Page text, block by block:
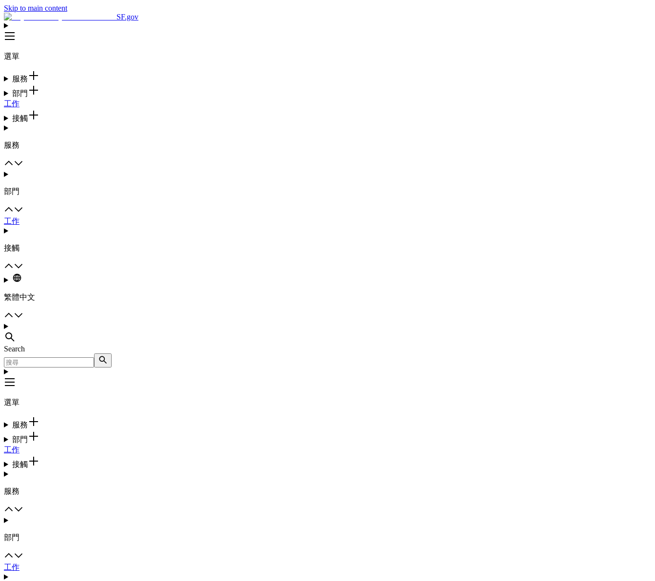
Skip to main content
SF.gov
選單
服務
部門
工作
接觸
服務
部門
工作
接觸
繁體中文
Search
選單
服務
部門
工作
接觸
服務
部門
工作